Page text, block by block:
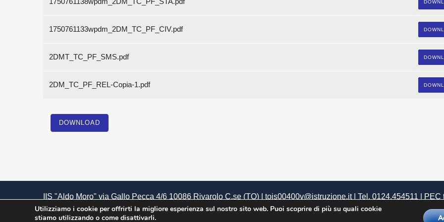
1750761133wpdm_2DM_TC_PF_CIV.pdf
2DMT_TC_PF_SMS.pdf
2DM_TC_PF_REL-Copia-1.pdf
DOWNLOAD
IIS "Aldo Moro" via Gallo Pecca 4/6 10086 Rivarolo C.se (TO) | tois00400v@istruzione.it | Tel. 0124.454511 | PEC
85502120018 | Cod. Meccanografico TOIS00400V |U.R.P.|Siti tematici|Privacy|Dichiarazione di Accessibilità|
Amministrazione Trasparente|Albo Pretorio
Utilizziamo i cookie per offrirti la migliore esperienza sul nostro sito web. Puoi scoprire di più su quali cookie
stiamo utilizzando o come disattivarli.